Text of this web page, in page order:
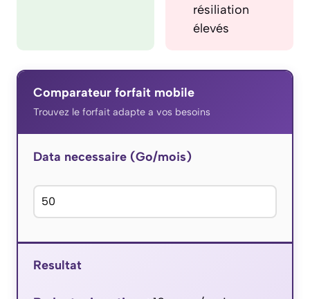
résiliation
élevés
Comparateur forfait mobile
Trouvez le forfait adapte a vos besoins
Data necessaire (Go/mois)
Resultat